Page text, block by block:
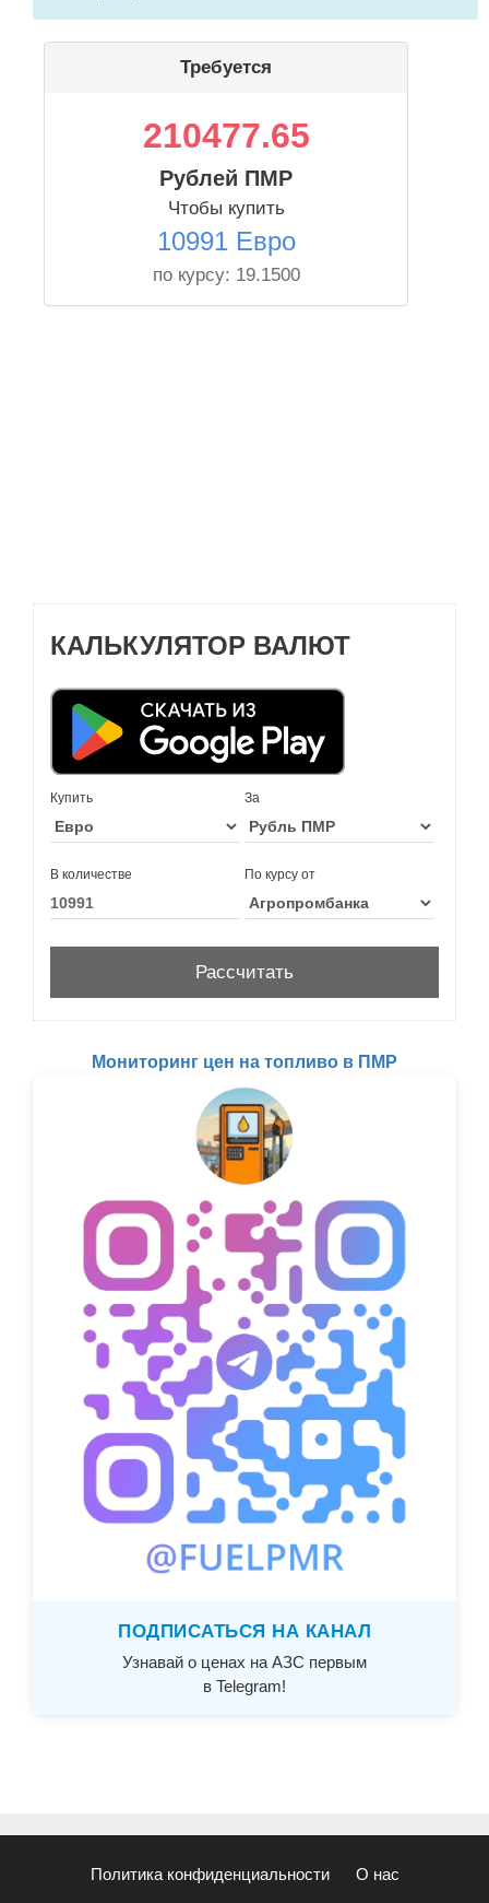
Требуется
210477.65
Рублей ПМР
Чтобы купить
10991 Евро
по курсу: 19.1500
КАЛЬКУЛЯТОР ВАЛЮТ
Купить За
В количестве По курсу от
Мониторинг цен на топливо в ПМР
ПОДПИСАТЬСЯ НА КАНАЛ
Узнавай о ценах на АЗС первым
в Telegram!
Политика конфиденциальности О нас